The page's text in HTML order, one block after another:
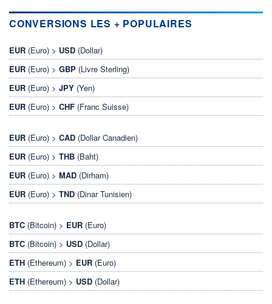
CONVERSIONS LES + POPULAIRES
EUR (Euro) > USD (Dollar)
EUR (Euro) > GBP (Livre Sterling)
EUR (Euro) > JPY (Yen)
EUR (Euro) > CHF (Franc Suisse)
EUR (Euro) > CAD (Dollar Canadien)
EUR (Euro) > THB (Baht)
EUR (Euro) > MAD (Dirham)
EUR (Euro) > TND (Dinar Tunisien)
BTC (Bitcoin) > EUR (Euro)
BTC (Bitcoin) > USD (Dollar)
ETH (Ethereum) > EUR (Euro)
ETH (Ethereum) > USD (Dollar)